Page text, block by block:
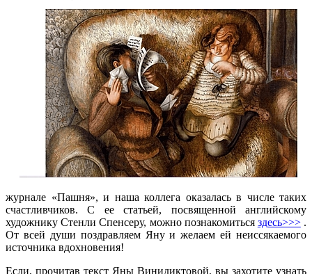
журнале «Пашня», и наша коллега оказалась в числе таких
счастливчиков. С ее статьей, посвященной английскому
художнику Стенли Спенсеру, можно познакомиться здесь>>>.
От всей души поздравляем Яну и желаем ей неиссякаемого
источника вдохновения!
Если, прочитав текст Яны Винидиктовой, вы захотите узнать